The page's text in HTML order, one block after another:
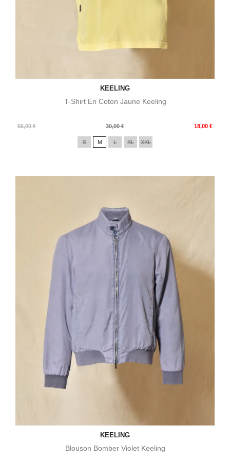
KEELING
T-Shirt En Coton Jaune Keeling
55,00 €
Prix
30,00 € 18,00 €
Prix
S M L XL XXL
KEELING
Blouson Bomber Violet Keeling